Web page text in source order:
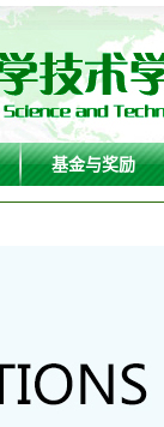
基金与奖励